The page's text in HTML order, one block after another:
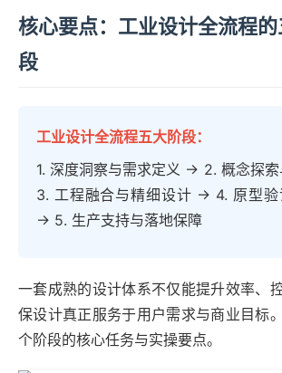
核心要点：工业设计全流程
段
工业设计全流程五大阶段：
1. 深度洞察与需求定义 → 2. 概念探
3. 工程融合与精细设计 → 4. 原型验
→ 5. 生产支持与落地保障
一套成熟的设计体系不仅能提升效率、
保设计真正服务于用户需求与商业目标
个阶段的核心任务与实操要点。